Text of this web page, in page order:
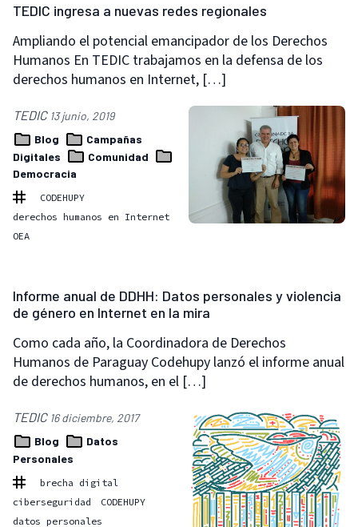
TEDIC ingresa a nuevas redes regionales
Ampliando el potencial emancipador de los Derechos
Humanos En TEDIC trabajamos en la defensa de los
derechos humanos en Internet, […]
TEDIC 13 junio, 2019
Blog
Campañas
Digitales
Comunidad
Democracia
CODEHUPY
derechos humanos en Internet
OEA
Informe anual de DDHH: Datos personales y violencia
de género en Internet en la mira
Como cada año, la Coordinadora de Derechos
Humanos de Paraguay Codehupy lanzó el informe anual
de derechos humanos, en el […]
TEDIC 16 diciembre, 2017
Blog
Datos
Personales
brecha digital
ciberseguridad
CODEHUPY
datos personales